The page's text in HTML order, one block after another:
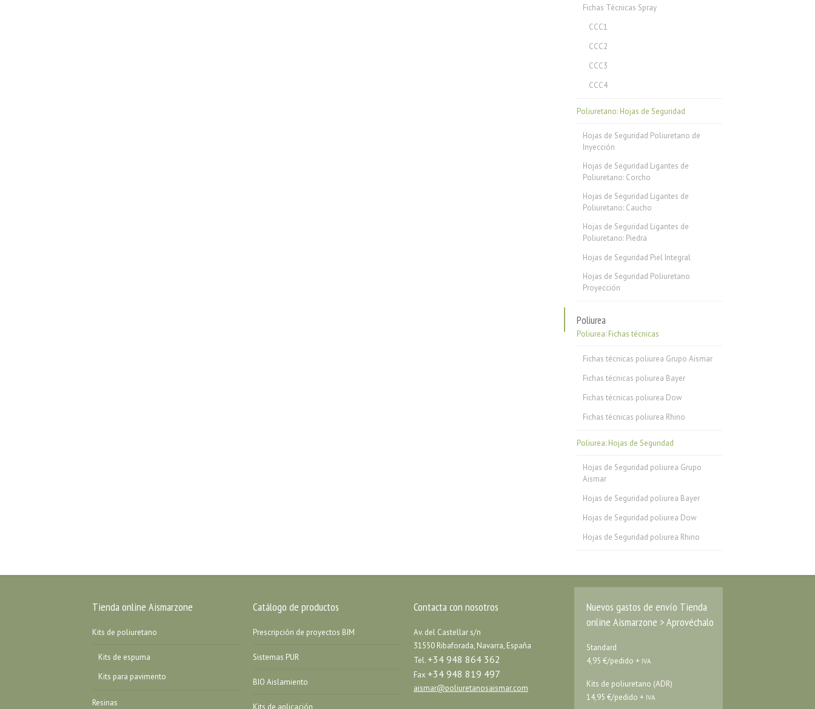
Fichas Técnicas Spray
CCC1
CCC2
CCC3
CCC4
Poliuretano: Hojas de Seguridad
Hojas de Seguridad Poliuretano de
Inyección
Hojas de Seguridad Ligantes de
Poliuretano: Corcho
Hojas de Seguridad Ligantes de
Poliuretano: Caucho
Hojas de Seguridad Ligantes de
Poliuretano: Piedra
Hojas de Seguridad Piel Integral
Hojas de Seguridad Poliuretano
Proyección
Poliurea
Poliurea: Fichas técnicas
Fichas técnicas poliurea Grupo Aismar
Fichas técnicas poliurea Bayer
Fichas técnicas poliurea Dow
Fichas técnicas poliurea Rhino
Poliurea: Hojas de Seguridad
Hojas de Seguridad poliurea Grupo
Aismar
Hojas de Seguridad poliurea Bayer
Hojas de Seguridad poliurea Dow
Hojas de Seguridad poliurea Rhino
Tienda online Aismarzone
Kits de poliuretano
Kits de espuma
Kits para pavimento
Resinas
Catálogo de productos
Prescripción de proyectos BIM
Sistemas PUR
BIO Aislamiento
Kits de aplicación
Contacta con nosotros
Av. del Castellar s/n
31550 Ribaforada, Navarra, España
Tel. +34 948 864 362
Fax +34 948 819 497
aismar@poliuretanosaismar.com
Nuevos gastos de envío Tienda
online Aismarzone > Aprovéchalo
Standard
4,95 €/pedido + IVA
Kits de poliuretano (ADR)
14,95 €/pedido + IVA